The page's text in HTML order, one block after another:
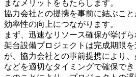
まなメリットをもたらします。
協力会社との提携を事前に結ぶこ
効率性の向上につながります。
まず、迅速なリソース確保が挙げら
架台設備プロジェクトは完成期限
が、協力会社との事前提携により
などを適切なタイミングで確保でき